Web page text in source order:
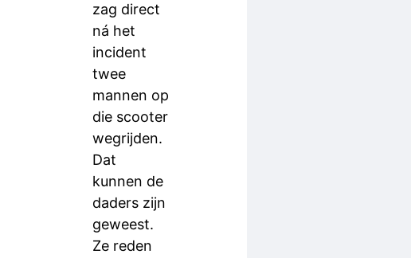
zag direct
ná het
incident
twee
mannen op
die scooter
wegrijden.
Dat
kunnen de
daders zijn
geweest.
Ze reden